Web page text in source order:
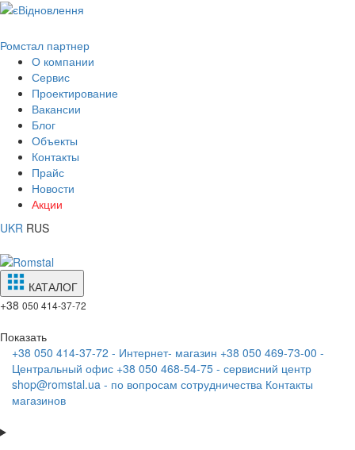
Ромстал партнер
О компании
Сервис
Проектирование
Вакансии
Блог
Объекты
Контакты
Прайс
Новости
Акции
UKR RUS
КАТАЛОГ
+38 050 414-37-72
Показать
+38 050 414-37-72 - Интернет- магазин +38 050 469-73-00 -
Центральный офис +38 050 468-54-75 - сервисний центр
shop@romstal.ua - по вопросам сотрудничества Контакты
магазинов